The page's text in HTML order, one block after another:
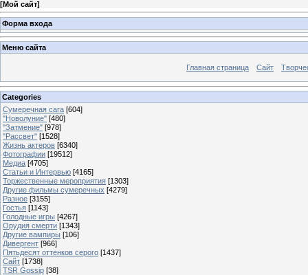
[Мой сайт]
Форма входа
Меню сайта
Главная страница Сайт
Categories
Сумеречная сага [604]
"Новолуние" [480]
"Затмение" [978]
"Рассвет" [1528]
Жизнь актеров [6340]
Фотографии [19512]
Медиа [4705]
Статьи и Интервью [4165]
Торжественные мероприятия [1303]
Другие фильмы сумеречных [4279]
Разное [3155]
Гостья [1143]
Голодные игры [4267]
Орудия смерти [1343]
Другие вампиры [106]
Дивергент [966]
Пятьдесят оттенков серого [1437]
Сайт [1738]
TSR Gossip [38]